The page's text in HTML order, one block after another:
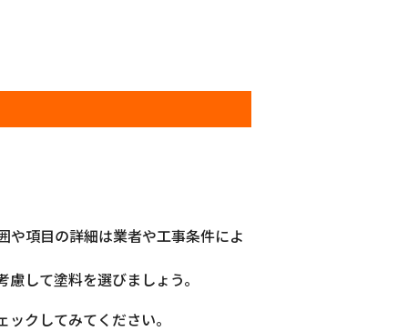
や項目の詳細は業者や工事条件によ
して塗料を選びましょう。
クしてみてください。